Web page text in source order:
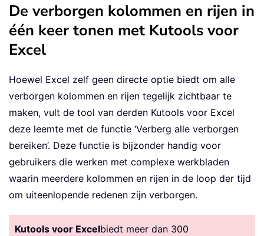
De verborgen kolommen en rijen in
één keer tonen met Kutools voor
Excel
Hoewel Excel zelf geen directe optie biedt om alle
verborgen kolommen en rijen tegelijk zichtbaar te
maken, vult de tool van derden Kutools voor Excel
deze leemte met de functie ‘Verberg alle verborgen
bereiken’. Deze functie is bijzonder handig voor
gebruikers die werken met complexe werkbladen
waarin meerdere kolommen en rijen in de loop der tijd
om uiteenlopende redenen zijn verborgen.
Kutools voor Excelbiedt meer dan 300